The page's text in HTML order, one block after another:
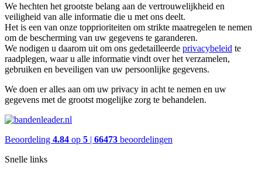
We hechten het grootste belang aan de vertrouwelijkheid en
veiligheid van alle informatie die u met ons deelt.
Het is een van onze topprioriteiten om strikte maatregelen te nemen
om de bescherming van uw gegevens te garanderen.
We nodigen u daarom uit om ons gedetailleerde privacybeleid te
raadplegen, waar u alle informatie vindt over het verzamelen,
gebruiken en beveiligen van uw persoonlijke gegevens.
We doen er alles aan om uw privacy in acht te nemen en uw
gegevens met de grootst mogelijke zorg te behandelen.
Beoordeling 4.84 op 5 | 66473 beoordelingen
Snelle links